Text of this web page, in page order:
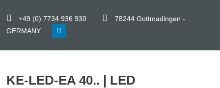
Shop
Unternehmen
+49 (0) 7734 936 930
78244 Gottmadingen -
GERMANY
KE-LED-EA 40.. | LED